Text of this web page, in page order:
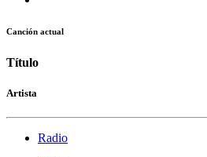
Canción actual
Título
Artista
Radio